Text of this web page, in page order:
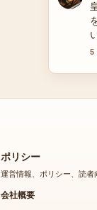
ポリシー
運営情報、ポリシー、読者